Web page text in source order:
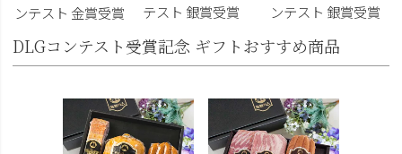
ンテスト 金賞受賞
テスト 銀賞受賞
ンテスト 銀賞受賞
DLGコンテスト受賞記念 ギフトおすすめ商品